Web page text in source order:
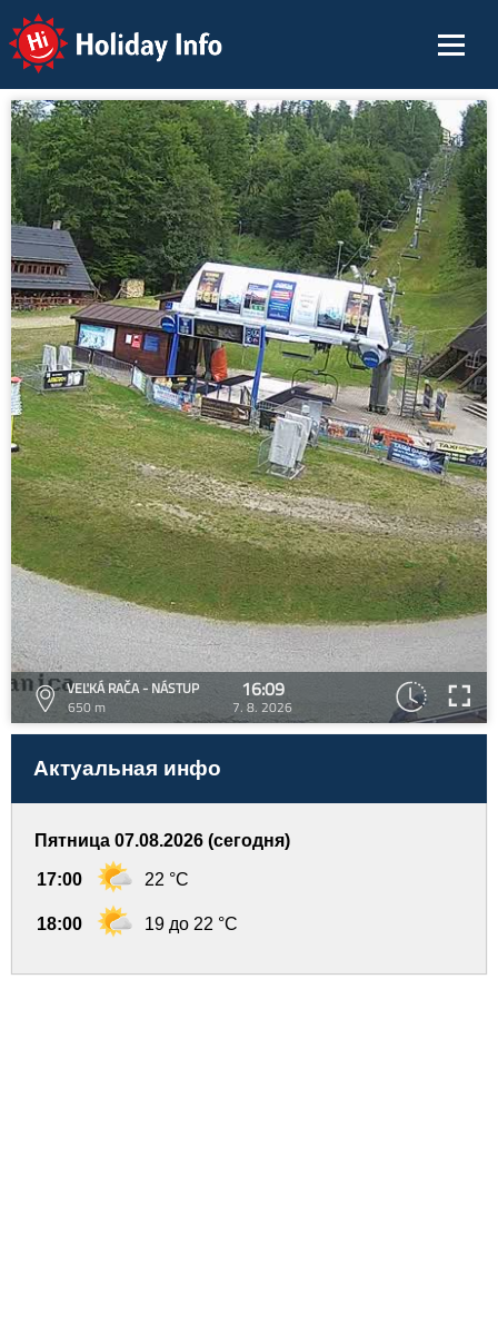
Holiday Info
VEĽKÁ RAČA - NÁSTUP
650 m
16:09
7. 8. 2026
Актуальная инфо
Пятница 07.08.2026 (сегодня)
17:00 22 °C
18:00 19 до 22 °C